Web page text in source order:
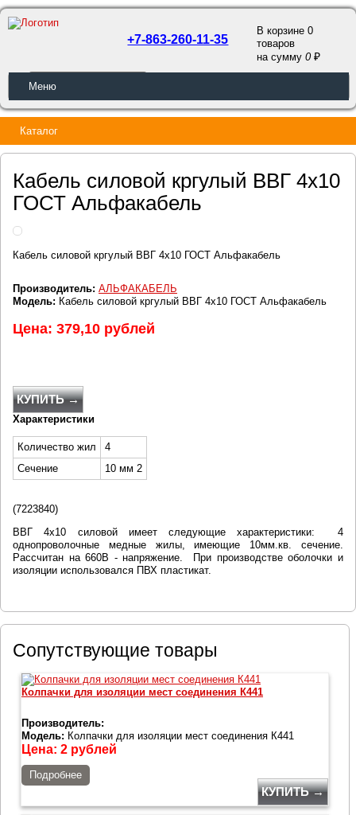
ОБРАТНЫЙ ЗВОНОК
+7-863-260-11-35
В корзине 0
товаров
на сумму0
Меню
Каталог
Кабель силовой кргулый ВВГ 4х10
ГОСТ Альфакабель
Кабель силовой кргулый ВВГ 4х10 ГОСТ Альфакабель
Производитель: АЛЬФАКАБЕЛЬ
Модель: Кабель силовой кргулый ВВГ 4х10 ГОСТ Альфакабель
Цена: 379,10 рублей
КУПИТЬ →
Характеристики
Количество жил
4
Сечение
10 мм 2
(7223840)
ВВГ 4х10 силовой имеет следующие характеристики: 4
однопроволочные медные жилы, имеющие 10мм.кв. сечение.
Рассчитан на 660В - напряжение. При производстве оболочки и
изоляции использовался ПВХ пластикат.
Сопутствующие товары
Колпачки для изоляции мест соединения К441
Производитель:
Модель: Колпачки для изоляции мест соединения К441
Цена: 2 рублей
Подробнее
КУПИТЬ →